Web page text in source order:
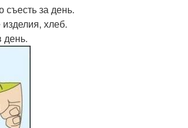
за день.
хлеб.
день.